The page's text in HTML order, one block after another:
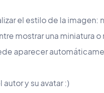
el estilo de la imagen:
mostrar una miniatura o
aparecer
y su avatar :)